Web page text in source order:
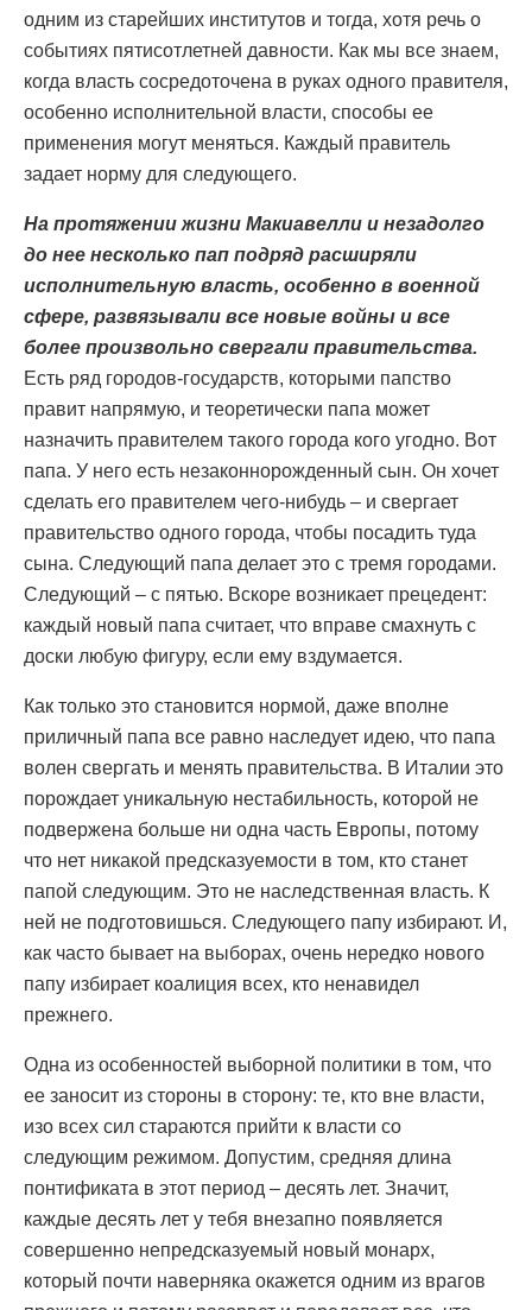
одним из старейших институтов и тогда, хотя речь о
событиях пятисотлетней давности. Как мы все знаем,
когда власть сосредоточена в руках одного правителя,
особенно исполнительной власти, способы ее
применения могут меняться. Каждый правитель
задает норму для следующего.
На протяжении жизни Макиавелли и незадолго
до нее несколько пап подряд расширяли
исполнительную власть, особенно в военной
сфере, развязывали все новые войны и все
более произвольно свергали правительства.
Есть ряд городов-государств, которыми папство
правит напрямую, и теоретически папа может
назначить правителем такого города кого угодно. Вот
папа. У него есть незаконнорожденный сын. Он хочет
сделать его правителем чего-нибудь – и свергает
правительство одного города, чтобы посадить туда
сына. Следующий папа делает это с тремя городами.
Следующий – с пятью. Вскоре возникает прецедент:
каждый новый папа считает, что вправе смахнуть с
доски любую фигуру, если ему вздумается.
Как только это становится нормой, даже вполне
приличный папа все равно наследует идею, что папа
волен свергать и менять правительства. В Италии это
порождает уникальную нестабильность, которой не
подвержена больше ни одна часть Европы, потому
что нет никакой предсказуемости в том, кто станет
папой следующим. Это не наследственная власть. К
ней не подготовишься. Следующего папу избирают. И,
как часто бывает на выборах, очень нередко нового
папу избирает коалиция всех, кто ненавидел
прежнего.
Одна из особенностей выборной политики в том, что
ее заносит из стороны в сторону: те, кто вне власти,
изо всех сил стараются прийти к власти со
следующим режимом. Допустим, средняя длина
понтификата в этот период – десять лет. Значит,
каждые десять лет у тебя внезапно появляется
совершенно непредсказуемый новый монарх,
который почти наверняка окажется одним из врагов